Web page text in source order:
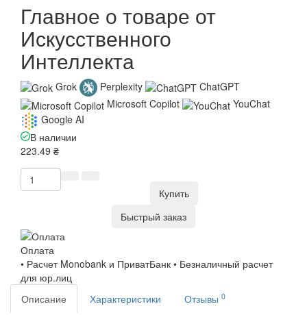
Главное о товаре от
Искусственного
Интеллекта
Grok Perplexity
ChatGPT
Microsoft Copilot
YouChat
Google AI
В наличии
223.49 ₴
Купить
Быстрый заказ
Оплата
• Расчет Monobank и ПриватБанк • Безналичный расчет
для юр.лиц
Описание
Характеристики Отзывы 0